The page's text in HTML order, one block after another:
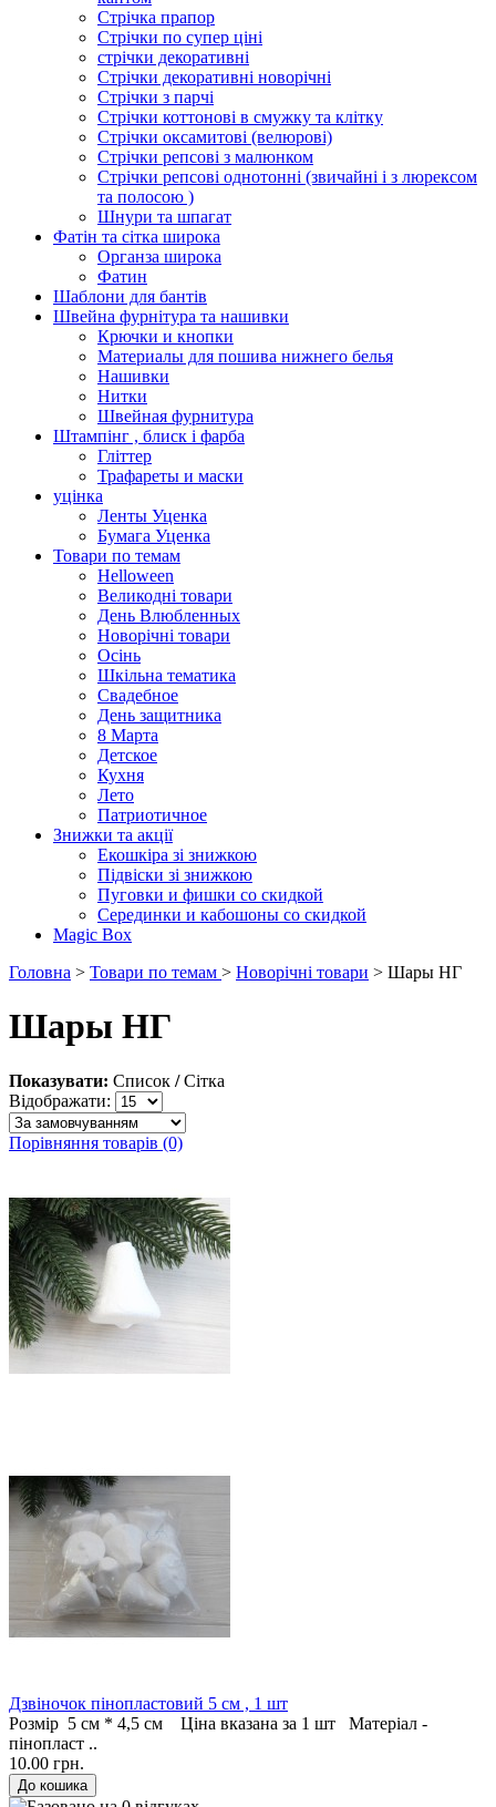
Стрічка прапор
Стрічки по супер ціні
стрічки декоративні
Стрічки декоративні новорічні
Стрічки з парчі
Стрічки коттонові в смужку та клітку
Стрічки оксамитові (велюрові)
Стрічки репсові з малюнком
Стрічки репсові однотонні (звичайні і з люрексом
та полосою )
Шнури та шпагат
Фатін та сітка широка
Органза широка
Фатин
Шаблони для бантів
Швейна фурнітура та нашивки
Крючки и кнопки
Материалы для пошива нижнего белья
Нашивки
Нитки
Швейная фурнитура
Штампінг , блиск і фарба
Гліттер
Трафареты и маски
уцінка
Ленты Уценка
Бумага Уценка
Товари по темам
Helloween
Великодні товари
День Влюбленных
Новорічні товари
Осінь
Шкільна тематика
Свадебное
День защитника
8 Марта
Детское
Кухня
Лето
Патриотичное
Знижки та акції
Екошкіра зі знижкою
Підвіски зі знижкою
Пуговки и фишки со скидкой
Серединки и кабошоны со скидкой
Magic Box
Головна > Товари по темам > Новорічні товари > Шары НГ
Шары НГ
Показувати: Список / Сітка
Відображати:
Порівняння товарів (0)
Дзвіночок пінопластовий 5 см , 1 шт
Розмір 5 см * 4,5 см Ціна вказана за 1 шт Матеріал -
пінопласт ..
10.00 грн.